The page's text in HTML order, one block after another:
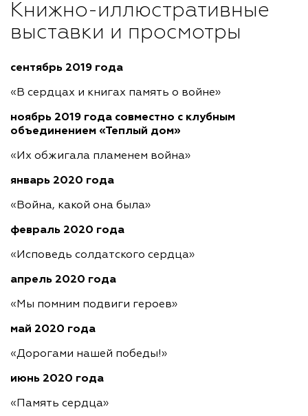
Книжно-иллюстративные
выставки и просмотры
сентябрь 2019 года
«В сердцах и книгах память о войне»
ноябрь 2019 года совместно с клубным
объединением «Теплый дом»
«Их обжигала пламенем война»
январь 2020 года
«Война, какой она была»
февраль 2020 года
«Исповедь солдатского сердца»
апрель 2020 года
«Мы помним подвиги героев»
май 2020 года
«Дорогами нашей победы!»
июнь 2020 года
«Память сердца»